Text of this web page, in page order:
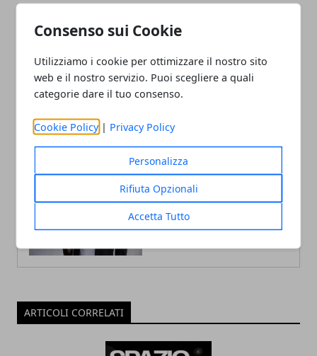
Consenso sui Cookie
Utilizziamo i cookie per ottimizzare il nostro sito
web e il nostro servizio. Puoi scegliere a quali
categorie dare il tuo consenso.
Cookie Policy | Privacy Policy
Personalizza
Rifiuta Opzionali
Accetta Tutto
Fabiana Fissore
creator di contenuti dedicati a
Racconta la città con uno stile fresco
e coinvolgente, a stretto contatto con
il territorio.
ARTICOLI CORRELATI